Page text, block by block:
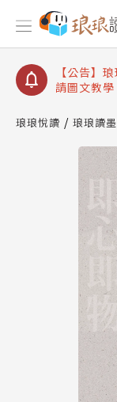
【公告】
【公告】
【公告】
請圖文教學
查詢
【公告】
琅琅悅讀 琅琅讀墨